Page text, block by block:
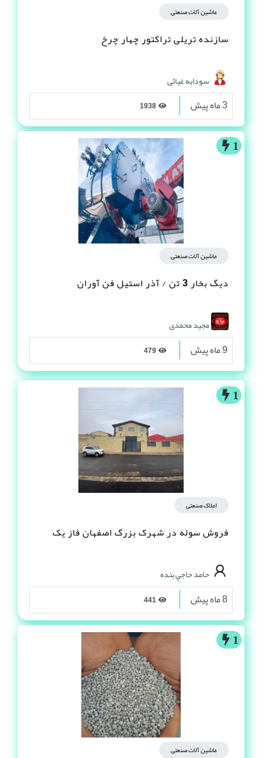
ماشین آلات صنعتی
سازنده تریلی تراکتور چهار چرخ
سودابه غیاثی
3 ماه پیش
1
ماشین آلات صنعتی
دیگ بخار 3 تن / آذر استیل فن آوران
مجید محمدی
9 ماه پیش
1
املاک صنعتی
فروش سوله در شهرک بزرگ اصفهان فاز یک
حامد حاجي بنده
8 ماه پیش
1
ماشین آلات صنعتی